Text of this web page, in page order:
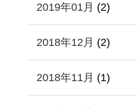
2019年01月 (2)
2018年12月 (2)
2018年11月 (1)